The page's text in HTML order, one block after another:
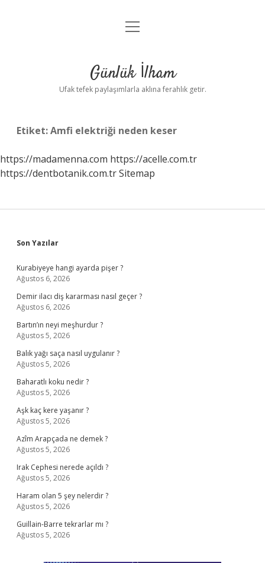
Anasayfa
Yasal Uyarı
menüyü
Günlük İlham
Ufak tefek paylaşımlarla aklına ferahlık getir.
Etiket:Amfi elektriği neden keser
https://madamenna.com https://acelle.com.tr
https://dentbotanik.com.trSitemap
Sidebar
Son Yazılar
Kurabiyeye hangi ayarda pişer ?
Ağustos 6, 2026
Demir ilacı diş kararması nasıl geçer ?
Ağustos 6, 2026
Bartın’ın neyi meşhurdur ?
Ağustos 5, 2026
Balık yağı saça nasıl uygulanır ?
Ağustos 5, 2026
Baharatlı koku nedir ?
Ağustos 5, 2026
Aşk kaç kere yaşanır ?
Ağustos 5, 2026
Azîm Arapçada ne demek ?
Ağustos 5, 2026
Irak Cephesi nerede açıldı ?
Ağustos 5, 2026
Haram olan 5 şey nelerdir ?
Ağustos 5, 2026
Guillain-Barre tekrarlar mı ?
Ağustos 5, 2026